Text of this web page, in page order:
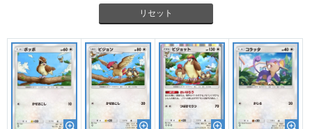
リセット